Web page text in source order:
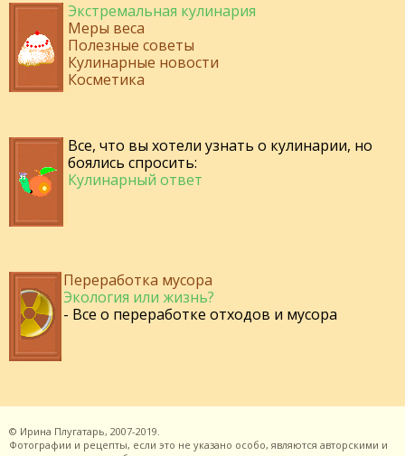
Экстремальная кулинария
Меры веса
Полезные советы
Кулинарные новости
Косметика
Все, что вы хотели узнать о кулинарии, но
боялись спросить:
Кулинарный ответ
Переработка мусора
Экология или жизнь?
- Все о переработке отходов и мусора
© Ирина Плугатарь, 2007-2019.
Фотографии и рецепты, если это не указано особо, являются авторскими и